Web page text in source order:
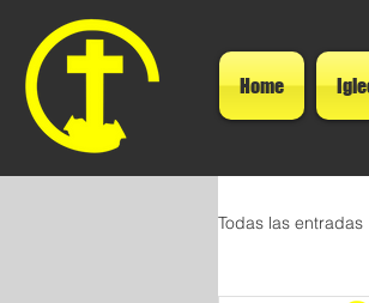
Home
Todas las entradas